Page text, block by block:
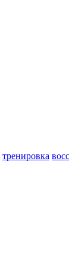
тренировка